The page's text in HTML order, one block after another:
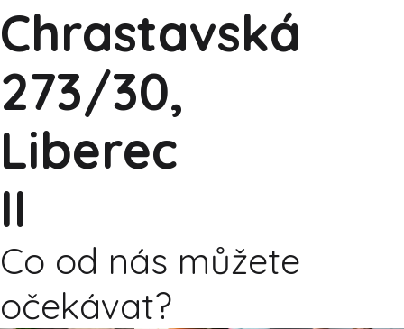
Chrastavská
273/30,
Liberec
II
Co od nás můžete
očekávat?